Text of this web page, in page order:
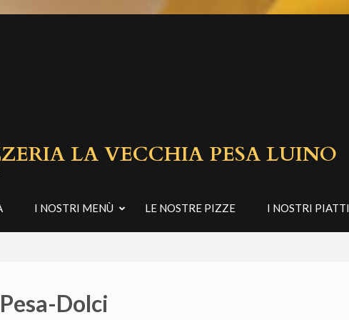
LA VECCHIA PESA LUINO
I NOSTRI MENÙ LE NOSTRE PIZZE I NOSTRI PIATTI
Dolci